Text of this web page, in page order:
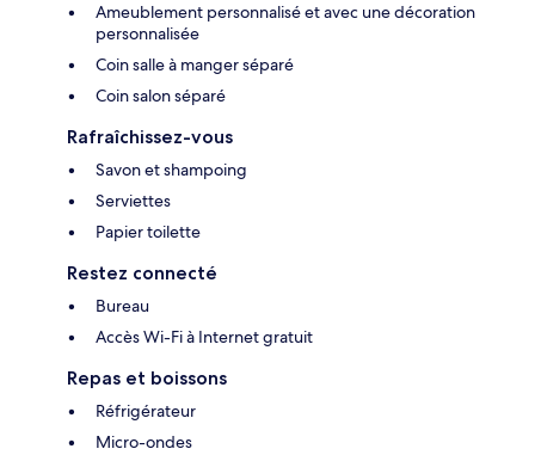
Ameublement personnalisé et avec une décoration
personnalisée
Coin salle à manger séparé
Coin salon séparé
Rafraîchissez-vous
Savon et shampoing
Serviettes
Papier toilette
Restez connecté
Bureau
Accès Wi-Fi à Internet gratuit
Repas et boissons
Réfrigérateur
Micro-ondes